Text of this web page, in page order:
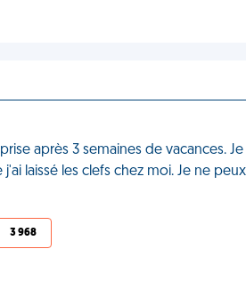
après 3 semaines de vacances.
laissé les clefs chez moi. Je ne
3 968